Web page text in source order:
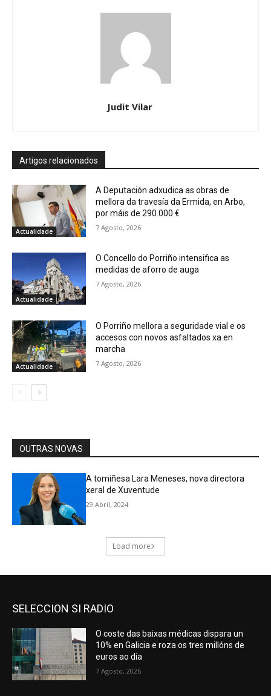
SELECCION SI RADIO
O coste das baixas médicas dispara un
10% en Galicia e roza os tres millóns de
euros ao día
7 Agosto, 2026